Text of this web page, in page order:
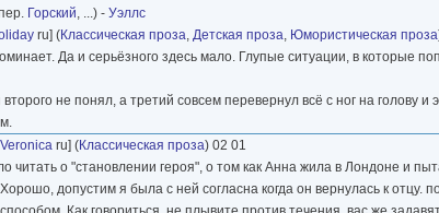
Горский, ...) - Уэллс
ru] (Классическая проза, Детская проза, Юмористическая проза
Да и серьёзного здесь мало. Глупые ситуации, в которые
не понял, а третий совсем перевернул всё с ног на голову и
ru] (Классическая проза) 02 01
о "становлении героя", о том как Анна жила в Лондоне и
допустим я была с ней согласна когда он вернулась к отцу.